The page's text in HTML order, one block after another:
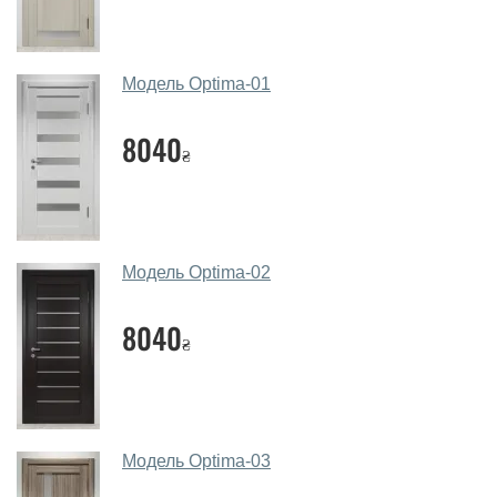
Так. Ми консультуємо покупців
месенджери, онлайн-чат або безпосередньо в нашому
салоні-магазині.
Які основні особливості та переваги
ваших міжкімнатних дверей?
Каркас полотна міжкімнатних дверей виготовляється з
євробрусу (власного сушіння), що покривається МДФ
МДФ, вся конструкція виходить дуже міцною та
надійною.
Які міжкімнатні двері фаворит
Наші рекомендації залежать від необхідних
параметрів, бюджету та інших факторів. Підбір
міжкімнатних дверей ТМ Фаворит проводиться
індивідуально для кожного відвідувача.
Модель Optima-01
8040₴
Модель Optima-02
8040₴
Модель Optima-03